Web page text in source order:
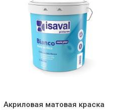
Акриловая матовая краска